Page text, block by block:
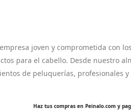
joven y comprometida con
para el cabello. Desde nuestro
de peluquerías, profesionales
Haz tus compras en Peinalo.com y